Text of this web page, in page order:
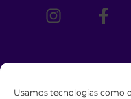
Usamos tecnologias como